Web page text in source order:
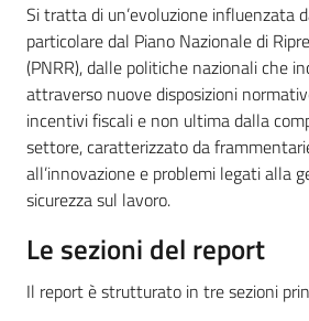
Novità
Servizi
Leggi Atti Bandi
Argomenti
Si tratta di un’evoluzione influenzata
particolare dal Piano Nazionale di
(PNRR), dalle politiche nazionali che
attraverso nuove disposizioni
incentivi fiscali e non ultima dalla
settore, caratterizzato da
all’innovazione e problemi legati alla
sicurezza sul lavoro.
Le sezioni del report
Il report è strutturato in tre sezioni